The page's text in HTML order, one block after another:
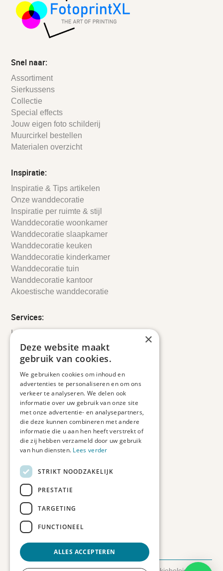
Snel naar:
Assortiment
Sierkussens
Collectie
Special effects
Jouw eigen foto schilderij
Muurcirkel bestellen
Materialen overzicht
Inspiratie:
Inspiratie & Tips artikelen
Onze wanddecoratie
Inspiratie per ruimte & stijl
Wanddecoratie woonkamer
Wanddecoratie slaapkamer
Wanddecoratie keuken
Wanddecoratie kinderkamer
Wanddecoratie tuin
Wanddecoratie kantoor
Akoestische wanddecoratie
Services:
Leveringsinformatie
Retourbeleid
Informatie
Veelgestelde vragen
Duurzaam ondernemen
Contact informatie
Etienne de Pinedaweg 34
3711 CH, Austerlitz
Nederland
info@fotoprintxl.nl
0343 78 58 00
KVK: 81960263
BTW: NL002708709B23
×
Deze website maakt
gebruik van cookies.
We gebruiken cookies om inhoud en
advertenties te personaliseren en om ons
verkeer te analyseren. We delen ook
informatie over uw gebruik van onze site
met onze advertentie- en analysepartners,
die deze kunnen combineren met andere
informatie die u aan hen heeft verstrekt of
die zij hebben verzameld door uw gebruik
van hun diensten. Lees verder
STRIKT NOODZAKELIJK
PRESTATIE
TARGETING
FUNCTIONEEL
ALLES ACCEPTEREN